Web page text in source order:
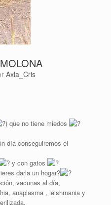
Axla_Cris
) que no tiene miedos
día conseguiremos el
y con gatos
darla un hogar?
vacunas al día,
anaplasma , leishmania y